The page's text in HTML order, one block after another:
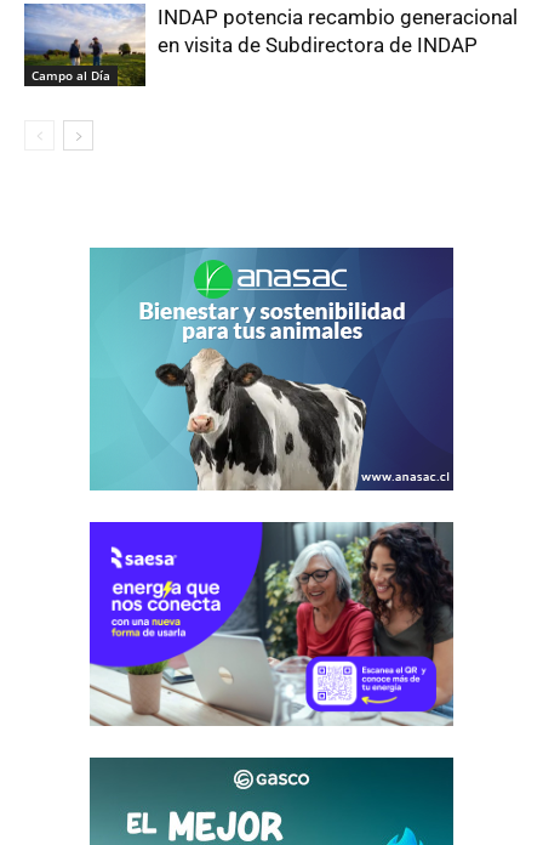
Campo al Día
INDAP potencia recambio generacional
en visita de Subdirectora de INDAP